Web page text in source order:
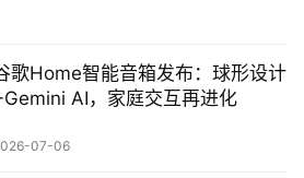
歌Home智能音箱发布：球形设计
AI，家庭交互再进化
07-06